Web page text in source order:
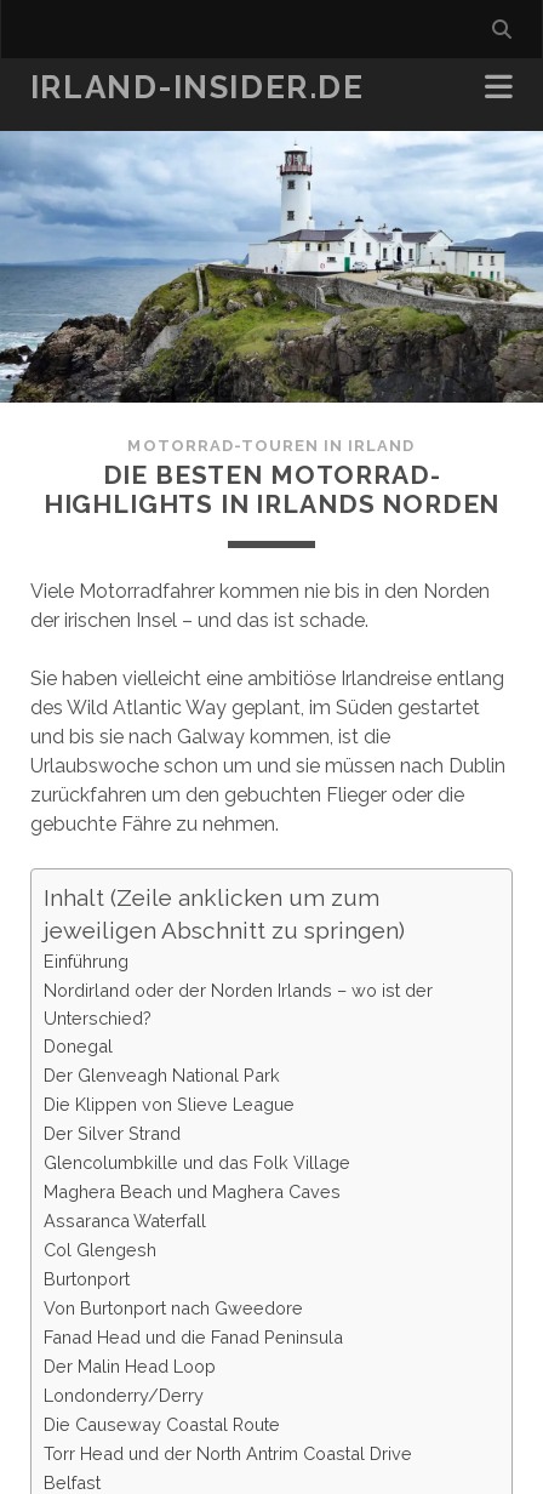
IRLAND-INSIDER.DE
MOTORRAD-TOUREN IN IRLAND
DIE BESTEN MOTORRAD-
HIGHLIGHTS IN IRLANDS NORDEN
Viele Motorradfahrer kommen nie bis in den Norden
der irischen Insel – und das ist schade.
Sie haben vielleicht eine ambitiöse Irlandreise entlang
des Wild Atlantic Way geplant, im Süden gestartet
und bis sie nach Galway kommen, ist die
Urlaubswoche schon um und sie müssen nach Dublin
zurückfahren um den gebuchten Flieger oder die
gebuchte Fähre zu nehmen.
Inhalt (Zeile anklicken um zum
jeweiligen Abschnitt zu springen)
Einführung
Nordirland oder der Norden Irlands – wo ist der
Unterschied?
Donegal
Der Glenveagh National Park
Die Klippen von Slieve League
Der Silver Strand
Glencolumbkille und das Folk Village
Maghera Beach und Maghera Caves
Assaranca Waterfall
Col Glengesh
Burtonport
Von Burtonport nach Gweedore
Fanad Head und die Fanad Peninsula
Der Malin Head Loop
Londonderry/Derry
Die Causeway Coastal Route
Torr Head und der North Antrim Coastal Drive
Belfast